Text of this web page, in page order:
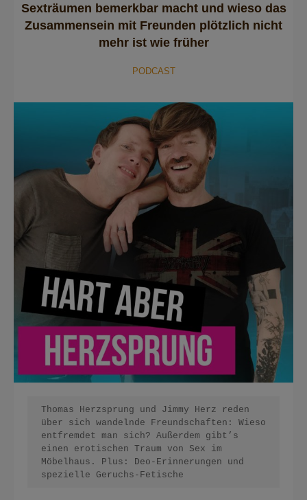
Sexträumen bemerkbar macht und wieso das
Zusammensein mit Freunden plötzlich nicht
mehr ist wie früher
PODCAST
Thomas Herzsprung und Jimmy Herz reden
über sich wandelnde Freundschaften: Wieso
entfremdet man sich? Außerdem gibt’s
einen erotischen Traum von Sex im
Möbelhaus. Plus: Deo-Erinnerungen und
spezielle Geruchs-Fetische